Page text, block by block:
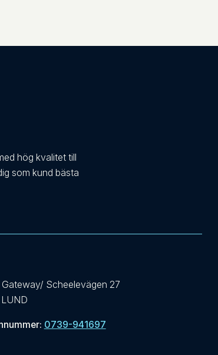
hög kvalitet till
som kund bästa
Gateway/ Scheelevägen 27
0739-941697